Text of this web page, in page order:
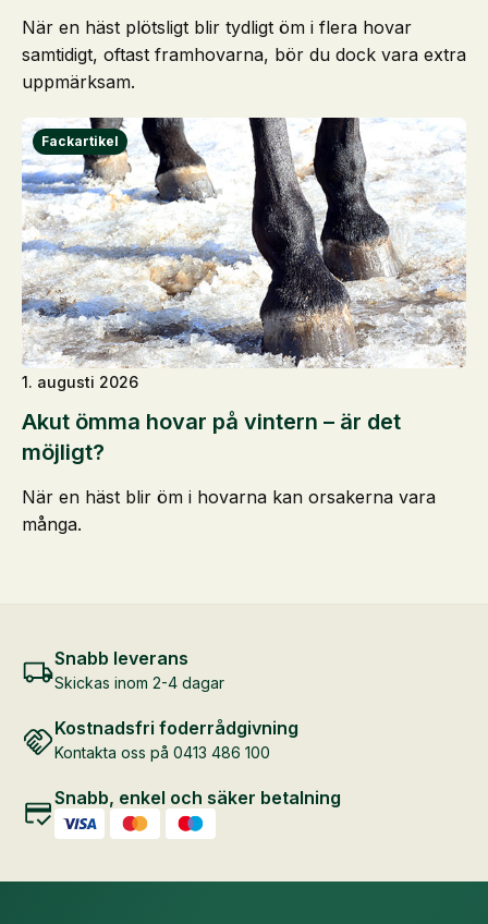
När en häst plötsligt blir tydligt öm i flera hovar
samtidigt, oftast framhovarna, bör du dock vara extra
uppmärksam.
Akut ömma hovar på vintern – är det
möjligt?
1. augusti 2026
När en häst blir öm i hovarna kan orsakerna vara
många.
Snabb leverans
Skickas inom 2-4 dagar
Kostnadsfri foderrådgivning
Kontakta oss på 0413 486 100
Snabb, enkel och säker betalning